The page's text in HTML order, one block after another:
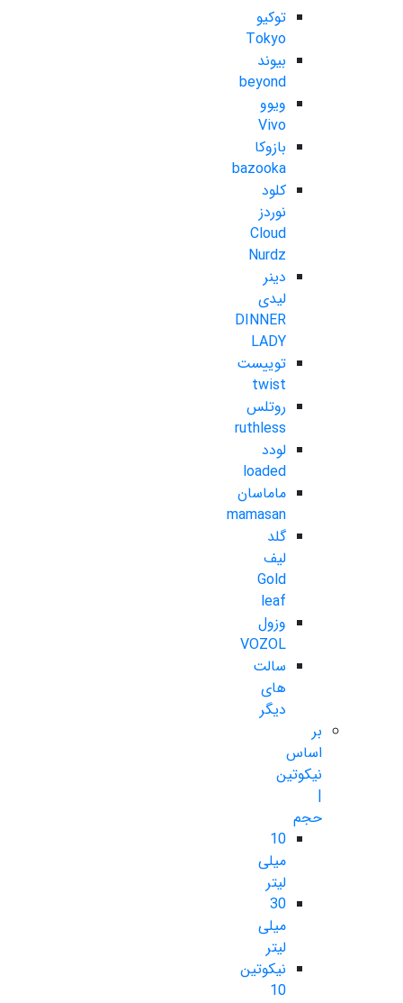
توکیو
Tokyo
بیوند
beyond
ویوو
Vivo
بازوکا
bazooka
کلود
نوردز
Cloud
Nurdz
دینر
لیدی
DINNER
LADY
توییست
twist
روتلس
ruthless
لودد
loaded
ماماسان
mamasan
گلد
لیف
Gold
leaf
وزول
VOZOL
سالت
های
دیگر
بر
اساس
نیکوتین
|
حجم
10
میلی
لیتر
30
میلی
لیتر
نیکوتین
10